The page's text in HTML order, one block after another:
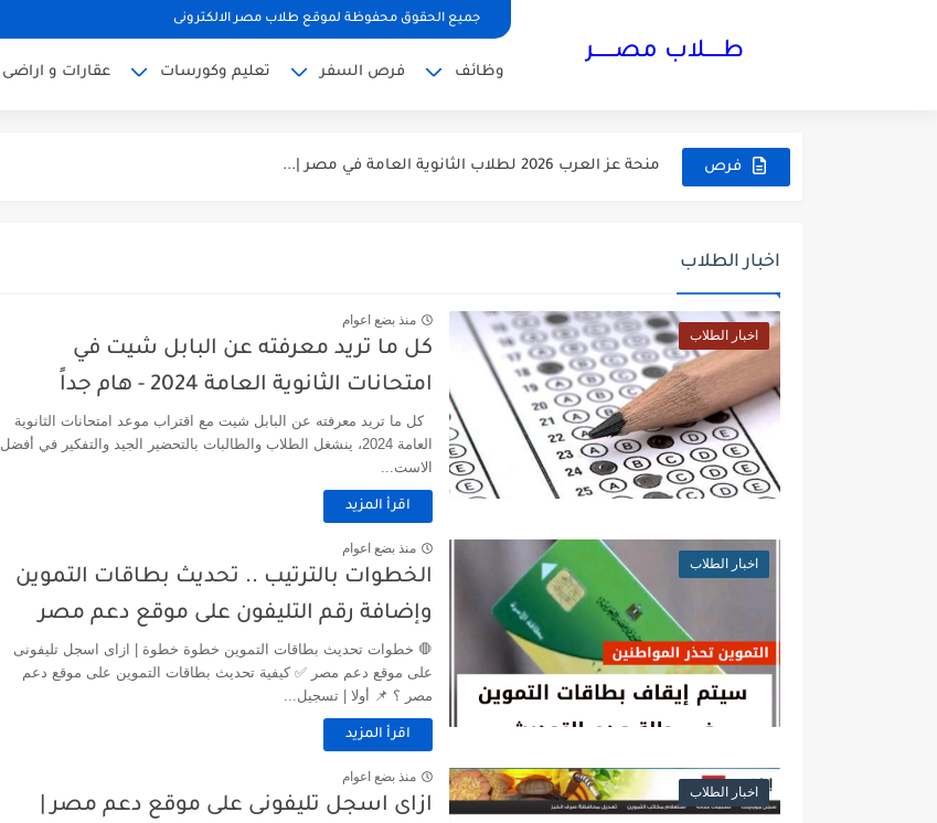
جميع الحقوق محفوظة لموقع طلاب مصر الالكترونى
طـــــلاب مصــــــر
وظائف فرص السفر تعليم وكورسات عقارات و اراضى
فرص منحة عز العرب 2026 لطلاب الثانوية العامة في مصر |...
منحة البرتغال 2027.. راتب شهري 1250 يورو وإعفاء من الرسوم...
8 برومبتات احترافية في Claude لإنشاء موقع ويب احترافي بالذكاء...
سافر إلى هولندا 2026 عبر برنامج زمالة ممول بالكامل لمدة...
سافر إلى إسبانيا 2026.. برنامج Nexus Youth Exchange ممول بالكامل...
اخبار الطلاب
اخبار الطلاب
منذ بضع اعوام
كل ما تريد معرفته عن البابل شيت في
امتحانات الثانوية العامة 2024 - هام جداً
كل ما تريد معرفته عن البابل شيت مع اقتراب موعد امتحانات الثانوية
العامة 2024، ينشغل الطلاب والطالبات بالتحضير الجيد والتفكير في أفضل
الاست...
اقرأ المزيد
اخبار الطلاب
منذ بضع اعوام
الخطوات بالترتيب .. تحديث بطاقات التموين
وإضافة رقم التليفون على موقع دعم مصر
🛑 خطوات تحديث بطاقات التموين خطوة خطوة | ازاى اسجل تليفونى
على موقع دعم مصر ✅ كيفية تحديث بطاقات التموين على موقع دعم
مصر ؟ 📌 أولا | تسجيل...
اقرأ المزيد
اخبار الطلاب
منذ بضع اعوام
ازاى اسجل تليفونى على موقع دعم مصر |